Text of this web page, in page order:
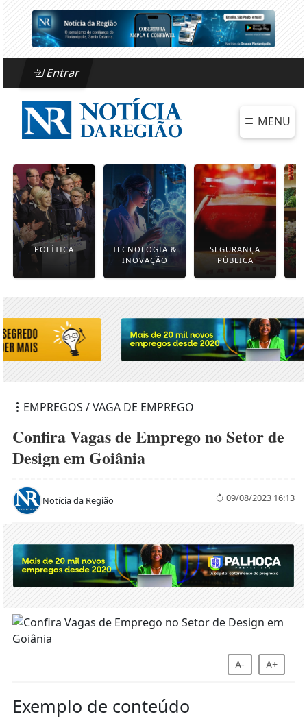
Entrar
MENU
POLÍTICA
TECNOLOGIA &
INOVAÇÃO
SEGURANÇA
PÚBLICA
EMPREGOS / VAGA DE EMPREGO
Confira Vagas de Emprego no Setor de
Design em Goiânia
Notícia da Região 09/08/2023 16:13
A- A+
Exemplo de conteúdo